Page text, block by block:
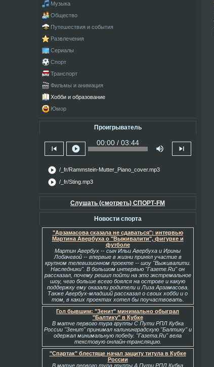
Музыка
Общество
Путешествия и события
Развлечения
Сериалы
Спорт
Транспорт
Фильмы и анимация
Хобби и образование
Юмор
Проигрыватель
skip_previous play_circle
00:00 / 03:44
volume_up skip_next
play_circle /_fr/Rammstein-Mutter_Piano_cover.mp3
play_circle /_fr/Sting.mp3
Слушать (смотреть) СПОРТ-FM
Новости спорта
"Арзамасова сказала не сдаваться": интервью
Мартина Авербуха о "Выживалити", фигурке и
футболе
Мартин Авербух -- сын Ильи Авербуха и Ирины
Лобачевой -- впервые в жизни принял участие в
крупном телевизионном проекте -- шоу "Выживалити.
Наследники". В большом интервью "Газете.Ru" он
рассказал, почему решил пойти на это экстремальное
шоу, чего больше всего боялся на острове и какую
поддержку ему оказали родители и Лиза Арзамасова.
Также Авербух-младший рассказал о своих хобби и о
том, в каких проектах хотел бы поучаствовать.
Гол бывшим: "Зенит" минимально обыграл
"Балтику" в Кубке
В матче первого тура группы С Пути РПЛ Кубка
России "Зенит" принимал калининградскую "Балтику" и
одержал минимальную победу. "Газета.Ru" вела
текстовую онлайн-трансляцию.
"Спартак" блестяще начал защиту титула в Кубке
России
В матче первого тура группы А Пути РПЛ Кубка